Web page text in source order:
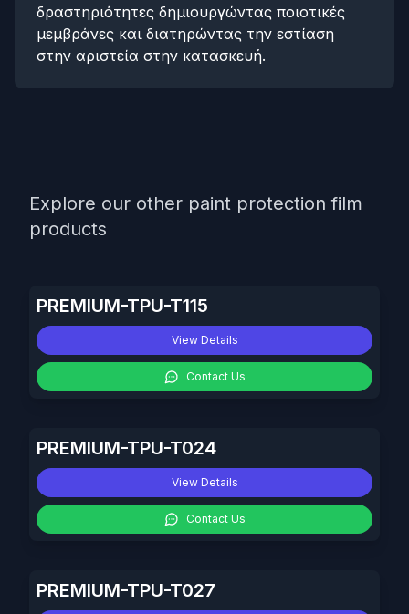
δραστηριότητες δημιουργώντας ποιοτικές
μεμβράνες και διατηρώντας την εστίαση
στην αριστεία στην κατασκευή.
Explore our other paint protection film
products
PREMIUM-TPU-T115
View Details
Contact Us
PREMIUM-TPU-T024
View Details
Contact Us
PREMIUM-TPU-T027